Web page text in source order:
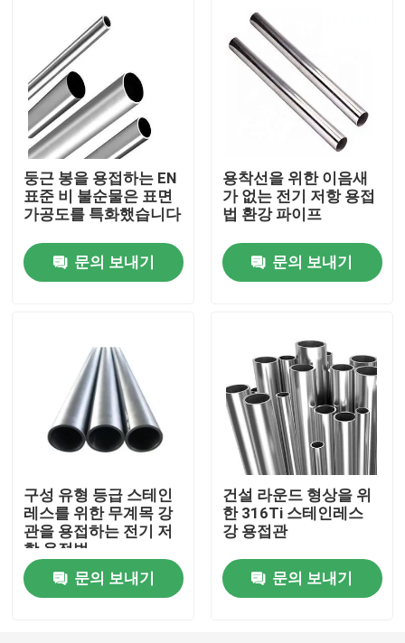
홈
회사 소개
스테인레스 강 둥근 파이프
스테인레스 강 용접관
탄소강 배관
아연 도금 강관
둥근 봉을 용접하는 EN
표준 비 불순물은 표면
가공도를 특화했습니다
문의 보내기
용착선을 위한 이음새
가 없는 전기 저항 용접
법 환강 파이프
문의 보내기
구성 유형 등급 스테인
레스를 위한 무계목 강
관을 용접하는 전기 저
항 용접법
문의 보내기
건설 라운드 형상을 위
한 316Ti 스테인레스
강 용접관
문의 보내기